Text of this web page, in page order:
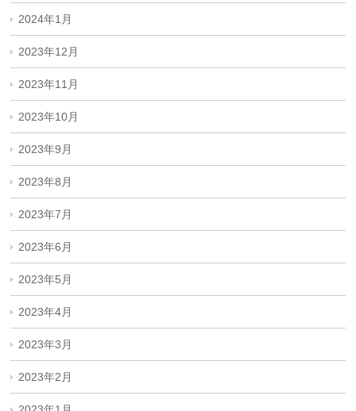
2024年1月
2023年12月
2023年11月
2023年10月
2023年9月
2023年8月
2023年7月
2023年6月
2023年5月
2023年4月
2023年3月
2023年2月